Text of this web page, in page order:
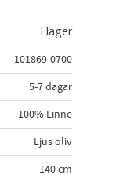
I lager
101869-0700
5-7 dagar
100% Linne
Ljus oliv
140 cm